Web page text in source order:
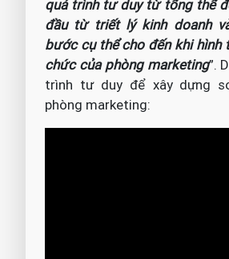
quá trình tư duy từ tổng thể
đầu từ triết lý kinh doanh
bước cụ thể cho đến khi hình
chức của phòng marketing”.
trình tư duy để xây dựng
phòng marketing: